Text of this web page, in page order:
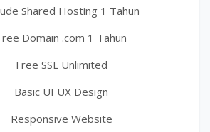
Shared Hosting 1 Tahun
Domain .com 1 Tahun
Free SSL Unlimited
Basic UI UX Design
Responsive Website